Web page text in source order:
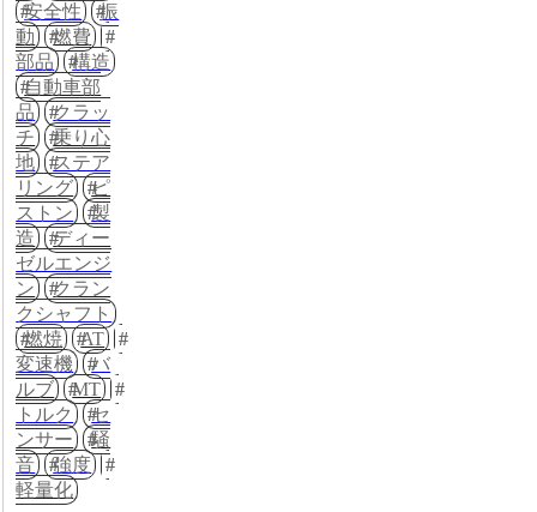
安全性
振
動
燃費
部品
構造
自動車部
品
クラッ
チ
乗り心
地
ステア
リング
ピ
ストン
製
造
ディー
ゼルエンジ
ン
クラン
クシャフト
燃焼
AT
変速機
バ
ルブ
MT
トルク
セ
ンサー
騒
音
強度
軽量化